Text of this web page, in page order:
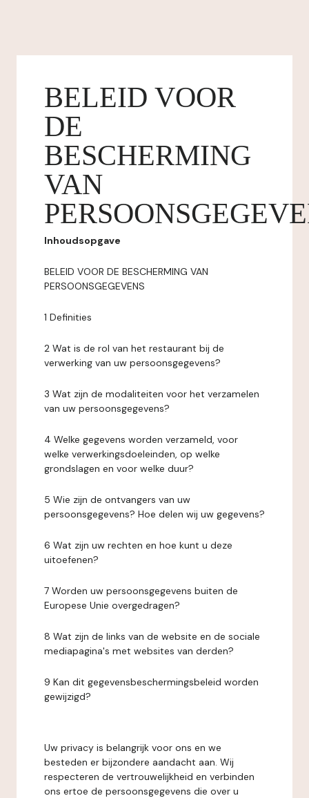
BELEID VOOR
DE
BESCHERMING
VAN
Inhoudsopgave
BELEID VOOR DE BESCHERMING VAN
PERSOONSGEGEVENS
1 Definities
2 Wat is de rol van het restaurant bij de
verwerking van uw persoonsgegevens?
3 Wat zijn de modaliteiten voor het verzamelen
van uw persoonsgegevens?
4 Welke gegevens worden verzameld, voor
welke verwerkingsdoeleinden, op welke
grondslagen en voor welke duur?
5 Wie zijn de ontvangers van uw
persoonsgegevens? Hoe delen wij uw gegevens?
6 Wat zijn uw rechten en hoe kunt u deze
uitoefenen?
7 Worden uw persoonsgegevens buiten de
Europese Unie overgedragen?
8 Wat zijn de links van de website en de sociale
mediapagina's met websites van derden?
9 Kan dit gegevensbeschermingsbeleid worden
gewijzigd?
Uw privacy is belangrijk voor ons en we
besteden er bijzondere aandacht aan. Wij
respecteren de vertrouwelijkheid en verbinden
ons ertoe de persoonsgegevens die over u